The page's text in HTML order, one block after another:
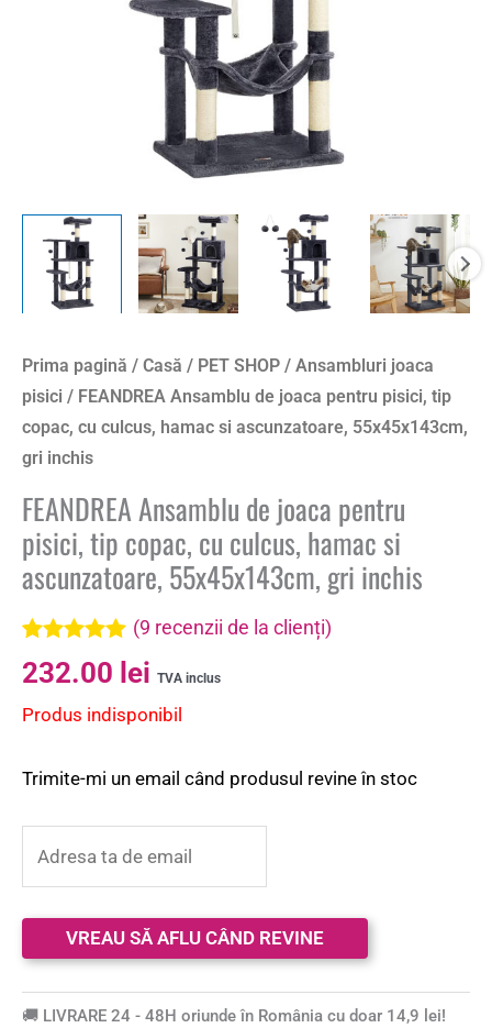
Prima pagină / Casă / PET SHOP / Ansambluri joaca
pisici / FEANDREA Ansamblu de joaca pentru pisici, tip
copac, cu culcus, hamac si ascunzatoare, 55x45x143cm,
gri inchis
FEANDREA Ansamblu de joaca pentru
pisici, tip copac, cu culcus, hamac si
ascunzatoare, 55x45x143cm, gri inchis
Evaluat la
5.00din 5 pe
9
evaluări de
(9 recenzii de la clienți)
232.00 lei TVA inclus
Produs indisponibil
Trimite-mi un email când produsul revine în stoc
🚚 LIVRARE 24 - 48H oriunde în România cu doar 14,9 lei!